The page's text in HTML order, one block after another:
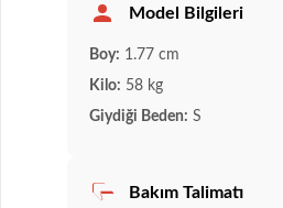
Model Bilgileri
Boy: 1.77 cm
Kilo: 58 kg
Giydiği Beden: S
Bakım Talimatı